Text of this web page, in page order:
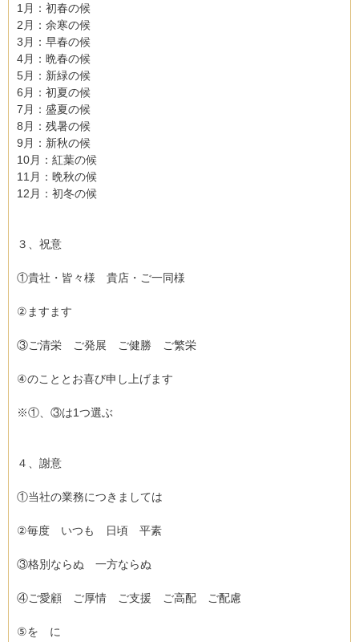
1月：初春の候
2月：余寒の候
3月：早春の候
4月：晩春の候
5月：新緑の候
6月：初夏の候
7月：盛夏の候
8月：残暑の候
9月：新秋の候
10月：紅葉の候
11月：晩秋の候
12月：初冬の候
３、祝意
①貴社・皆々様 貴店・ご一同様
②ますます
③ご清栄 ご発展 ご健勝 ご繁栄
④のこととお喜び申し上げます
※①、③は1つ選ぶ
４、謝意
①当社の業務につきましては
②毎度 いつも 日頃 平素
③格別ならぬ 一方ならぬ
④ご愛顧 ご厚情 ご支援 ご高配 ご配慮
⑤を に